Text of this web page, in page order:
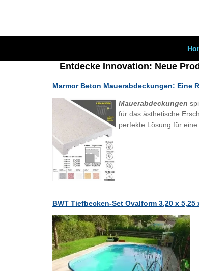
Entdecke Innovation: Neue
Marmor Beton Mauerabdeckungen: Eine
Mauerabdeckungen
für das ästhetische
perfekte Lösung für
BWT Tiefbecken-Set Ovalform 3,20 x